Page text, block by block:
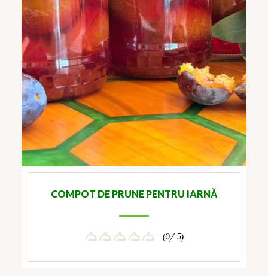
COMPOT DE PRUNE PENTRU IARNĂ
(0/ 5)